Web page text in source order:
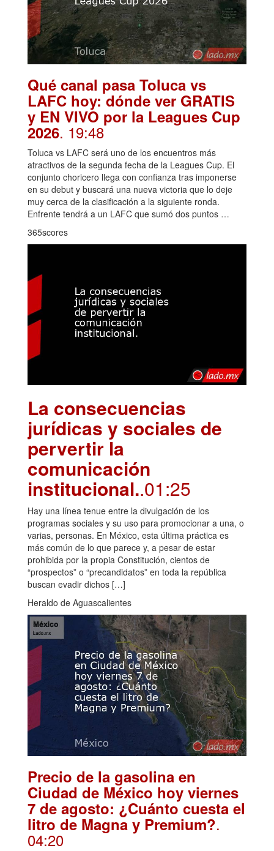
Qué canal pasa Toluca vs
LAFC hoy: dónde ver GRATIS
y EN VIVO por la Leagues Cup
2026. 19:48
Toluca vs LAFC será uno de los encuentros más
atractivos de la segunda fecha de la Leagues Cup. El
conjunto choricero llega con confianza tras imponerse
en su debut y buscará una nueva victoria que lo deje
muy cerca de la clasificación a la siguiente ronda.
Enfrente tendrá a un LAFC que sumó dos puntos …
365scores
La consecuencias
jurídicas y sociales de
pervertir la
comunicación
institucional..01:25
Hay una línea tenue entre la divulgación de los
programas sociales y su uso para promocionar a una, o
varias, personas. En México, esta última práctica es
más común de lo que parece y, a pesar de estar
prohibida por la propia Constitución, cientos de
“prospectos” o “precandidatos” en toda la república
buscan evadir dichos […]
Heraldo de Aguascalientes
Precio de la gasolina en
Ciudad de México hoy viernes
7 de agosto: ¿Cuánto cuesta el
litro de Magna y Premium?.
04:20